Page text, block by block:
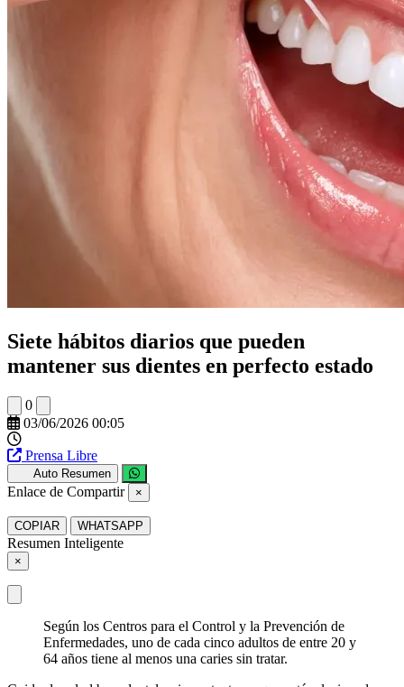
Siete hábitos diarios que pueden
mantener sus dientes en perfecto estado
0
03/06/2026 00:05
Prensa Libre
Auto Resumen
Enlace de Compartir ×
COPIAR WHATSAPP
Resumen Inteligente
×
Según los Centros para el Control y la Prevención de
Enfermedades, uno de cada cinco adultos de entre 20 y
64 años tiene al menos una caries sin tratar.